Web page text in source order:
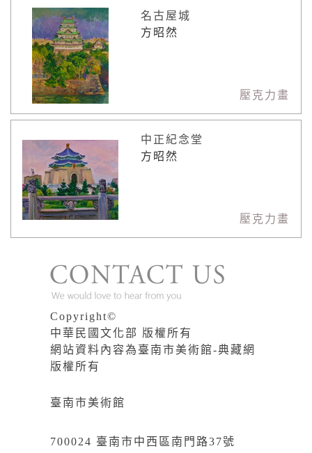
名古屋城
方昭然
壓克力畫
中正紀念堂
方昭然
壓克力畫
Copyright©
中華民國文化部 版權所有
網站資料內容為臺南市美術館-典藏網
版權所有
臺南市美術館
700024 臺南市中西區南門路37號